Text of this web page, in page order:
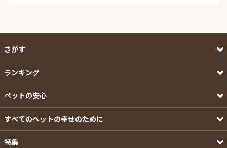
さがす
ランキング
ペットの安心
すべてのペットの幸せのために
特集